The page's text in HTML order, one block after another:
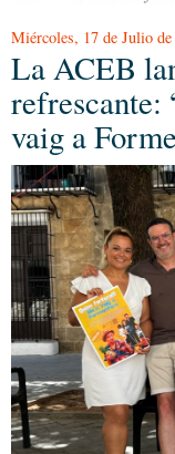
Miércoles, 17 de Julio de
La ACEB
vaig a